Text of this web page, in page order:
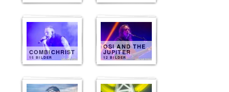
COMBICHRIST
15 BILDER
OSI AND THE
JUPITER
12 BILDER